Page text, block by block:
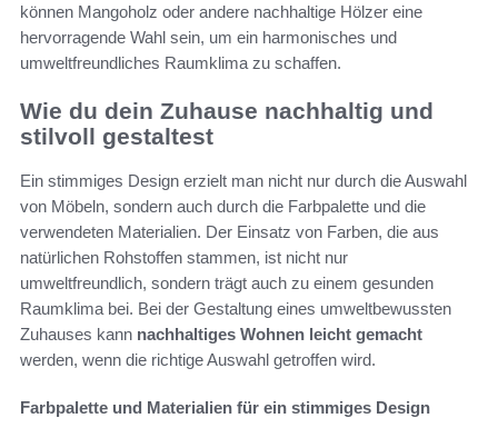
können Mangoholz oder andere nachhaltige Hölzer eine
hervorragende Wahl sein, um ein harmonisches und
umweltfreundliches Raumklima zu schaffen.
Wie du dein Zuhause nachhaltig und
stilvoll gestaltest
Ein stimmiges Design erzielt man nicht nur durch die Auswahl
von Möbeln, sondern auch durch die Farbpalette und die
verwendeten Materialien. Der Einsatz von Farben, die aus
natürlichen Rohstoffen stammen, ist nicht nur
umweltfreundlich, sondern trägt auch zu einem gesunden
Raumklima bei. Bei der Gestaltung eines umweltbewussten
Zuhauses kann nachhaltiges Wohnen leicht gemacht
werden, wenn die richtige Auswahl getroffen wird.
Farbpalette und Materialien für ein stimmiges Design